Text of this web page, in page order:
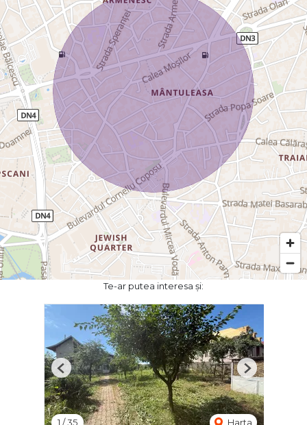
Te-ar putea interesa și:
1 /35 Harta
Previous Next